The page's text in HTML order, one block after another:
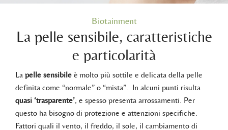
Biotainment
La pelle sensibile, caratteristiche
e particolarità
La pelle sensibile è molto più sottile e delicata della pelle
definita come “normale” o “mista”. In alcuni punti risulta
quasi ‘trasparente’, e spesso presenta arrossamenti. Per
questo ha bisogno di protezione e attenzioni specifiche.
Fattori quali il vento, il freddo, il sole, il cambiamento di